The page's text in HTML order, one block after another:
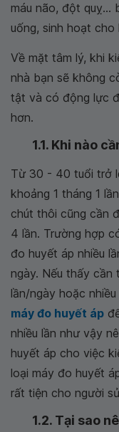
máu não, đột quỵ...
uống, sinh hoạt cho
Về mặt tâm lý, khi
nhà bạn sẽ không
tật và có động lực
hơn.
1.1. Khi nào
Từ 30 - 40 tuổi trở
khoảng 1 tháng 1
chút thôi cũng cần
4 lần. Trường hợp
đo huyết áp nhiều
ngày. Nếu thấy
lần/ngày hoặc
máy đo huyết áp
nhiều lần như vậy
huyết áp cho việc
loại máy đo huyết
rất tiện cho người
1.2. Tại sao